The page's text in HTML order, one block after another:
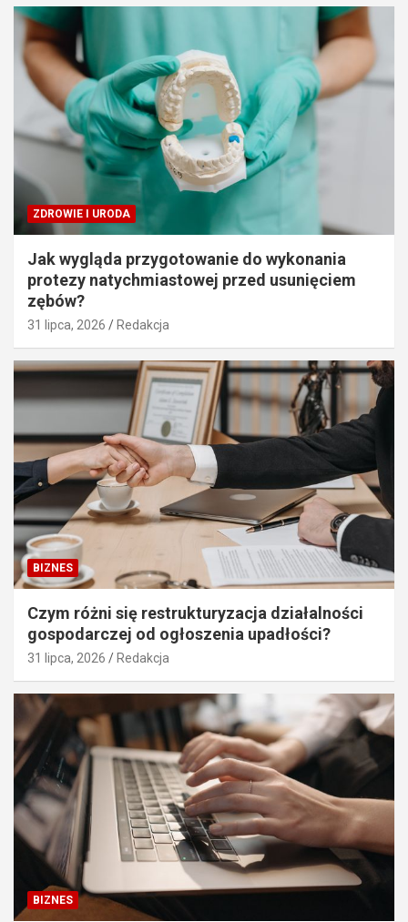
ZDROWIE I URODA
Jak wygląda przygotowanie do wykonania
protezy natychmiastowej przed usunięciem
zębów?
31 lipca, 2026 Redakcja
BIZNES
Czym różni się restrukturyzacja działalności
gospodarczej od ogłoszenia upadłości?
31 lipca, 2026 Redakcja
BIZNES